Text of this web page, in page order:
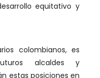
equitativo y
colombianos, es
alcaldes y
estas posiciones en